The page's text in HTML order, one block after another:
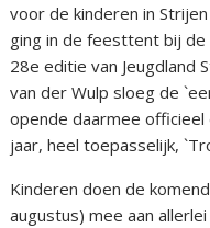
voor de kinderen in
ging in de feesttent bij de
28e editie van Jeugdland
van der Wulp sloeg de
opende daarmee
jaar, heel toepasselijk,
Kinderen doen de
augustus) mee aan